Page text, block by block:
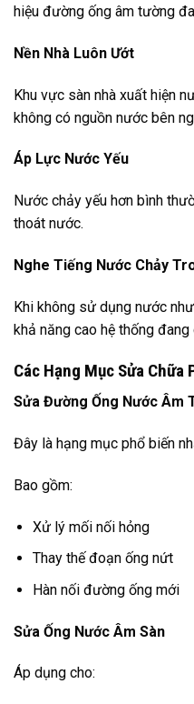
hiệu đường ống âm tường
Nền Nhà Luôn Ướt
Khu vực sàn nhà xuất hiện
không có nguồn nước bên
Áp Lực Nước Yếu
Nước chảy yếu hơn bình
thoát nước.
Nghe Tiếng Nước Chảy
Khi không sử dụng nước
khả năng cao hệ thống
Các Hạng Mục Sửa Chữa
Sửa Đường Ống Nước Âm
Đây là hạng mục phổ biến
Bao gồm:
Xử lý mối nối hỏng
Thay thế đoạn ống nứt
Hàn nối đường ống mới
Sửa Ống Nước Âm Sàn
Áp dụng cho: